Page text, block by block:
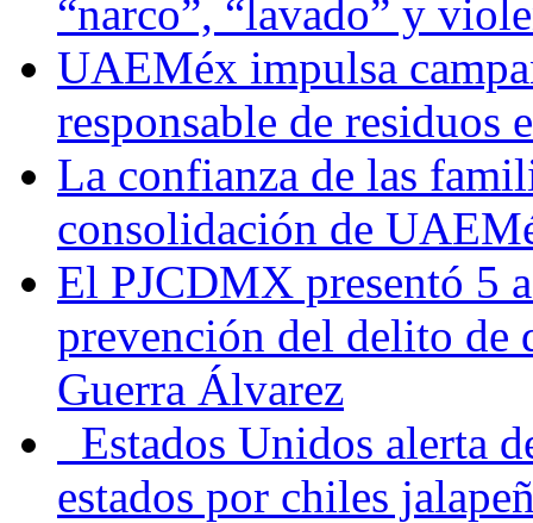
“narco”, “lavado” y
UAEMéx impulsa
responsable de residuos
La confianza de las
consolidación de
El PJCDMX presentó 5
prevención del delito de
Guerra Álvarez
Estados Unidos alerta
estados por chiles